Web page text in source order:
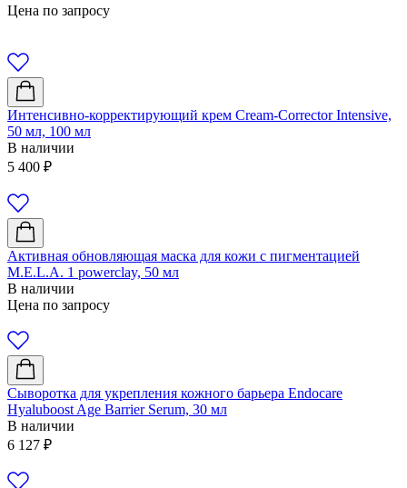
Цена по запросу
Интенсивно-корректирующий крем Cream-Corrector Intensive,
50 мл, 100 мл
В наличии
5 400 ₽
Активная обновляющая маска для кожи с пигментацией
M.E.L.A. 1 powerclay, 50 мл
В наличии
Цена по запросу
Сыворотка для укрепления кожного барьера Endocare
Hyaluboost Age Barrier Serum, 30 мл
В наличии
6 127 ₽